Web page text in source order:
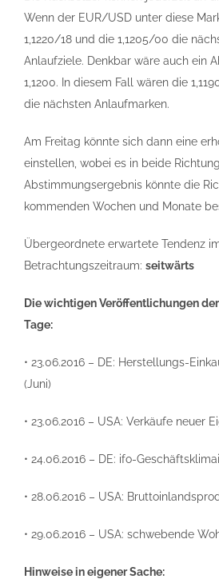
Wenn der EUR/USD unter diese
1,1220/18 und die 1,1205/00 die
Anlaufziele. Denkbar wäre auch ein
1,1200. In diesem Fall wären die
die nächsten Anlaufmarken.
Am Freitag könnte sich dann eine
einstellen, wobei es in beide
Abstimmungsergebnis könnte die
kommenden Wochen und Monate
Übergeordnete erwartete Tendenz
Betrachtungszeitraum: seitwärts
Die wichtigen Veröffentlichungen
Tage:
• 23.06.2016 – DE: Herstellungs-
(Juni)
• 23.06.2016 – USA: Verkäufe neuer
• 24.06.2016 – DE: ifo-
• 28.06.2016 – USA:
• 29.06.2016 – USA: schwebende
Hinweise in eigener Sache: